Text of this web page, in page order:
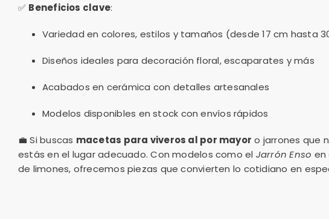
✅ Beneficios clave:
Variedad en colores, estilos y tamaños (desde 17 cm hasta
Diseños ideales para decoración floral, escaparates y más
Acabados en cerámica con detalles artesanales
Modelos disponibles en stock con envíos rápidos
💼 Si buscas macetas para viveros al por mayor o jarrones que
estás en el lugar adecuado. Con modelos como el Jarrón Enso en
de limones, ofrecemos piezas que convierten lo cotidiano en